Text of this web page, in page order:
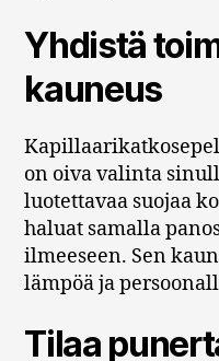
Yhdistä
kauneus
on oiva valinta
luotettavaa suojaa
haluat samalla
ilmeeseen. Sen
lämpöä ja
Tilaa